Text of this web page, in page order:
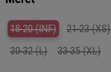
18-20 (INF) 21-23 (XS)
30-32 (L)
33-35 (XL)